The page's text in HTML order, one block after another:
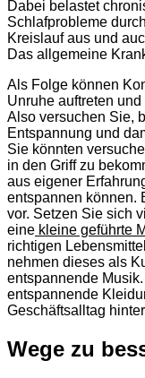
Dabei belastet
Schlafprobleme
Kreislauf aus und
Das allgemeine
Als Folge können
Unruhe auftreten
Also versuchen Sie,
Entspannung und
Sie könnten
in den Griff zu
aus eigener
entspannen können.
vor. Setzen Sie sich
eine kleine geführte
richtigen
nehmen dieses als
entspannende
entspannende
Geschäftsalltag
Wege zu